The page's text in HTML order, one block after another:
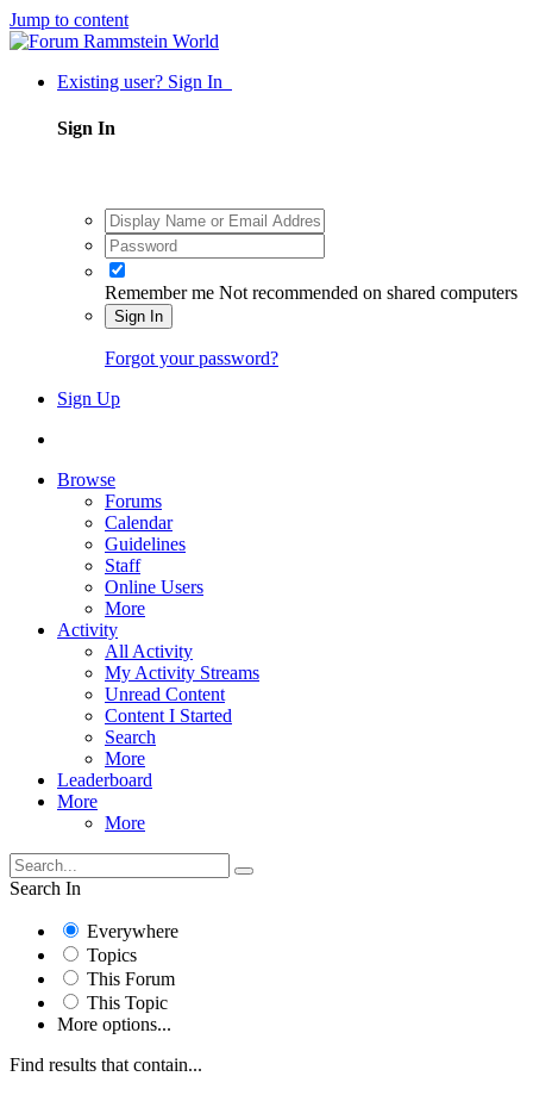
Jump to content
Existing user? Sign In
Sign In
Remember me Not recommended on shared computers
Sign In
Forgot your password?
Sign Up
Browse
Forums
Calendar
Guidelines
Staff
Online Users
More
Activity
All Activity
My Activity Streams
Unread Content
Content I Started
Search
More
Leaderboard
More
More
Search In
Everywhere
Topics
This Forum
This Topic
More options...
Find results that contain...